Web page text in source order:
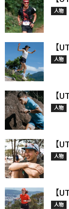
人物
【
人物
【
人物
【
人物
【
人物